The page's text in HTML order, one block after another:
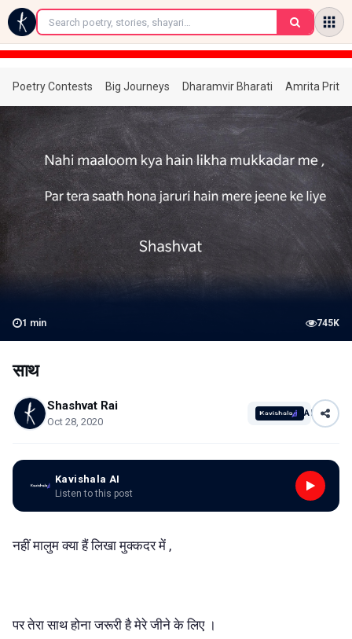
←
Poetry Contests Big Journeys Dharamvir Bharati Amrita
1 min 745K
साथ
Shashvat Rai
Oct 28, 2020
AI
Kavishala AI
Listen to this post
नहीं मालुम क्या हैं लिखा मुक्कदर में ,
पर तेरा साथ होना जरूरी है मेरे जीने के लिए ।